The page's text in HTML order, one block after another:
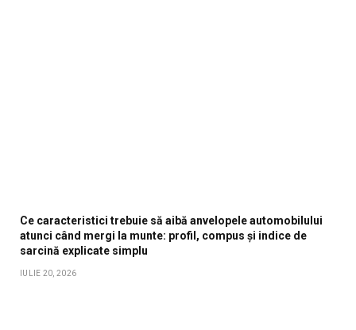
Ce caracteristici trebuie să aibă anvelopele automobilului
atunci când mergi la munte: profil, compus și indice de
sarcină explicate simplu
IULIE 20, 2026